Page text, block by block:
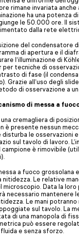
rimane invariata anche
ha una potenza
le 50.000 ore. Il
dalla rete
del condensatore
di apertura e il
l’illuminazione di
per tecniche di
di fase (il
Grazie all’uso degli
di osservazione a un
di messa a
cremagliera di
è presente nessun
disturba le osservazioni
sul tavolo di lavoro.
è rimovibile
a fuoco grossolana
nitidezza. Le relative
microscopio. Data la loro
necessario mantenere
Le mani potranno
sul tavolo. La
di una manopola di
può essere
e senza sforzo.